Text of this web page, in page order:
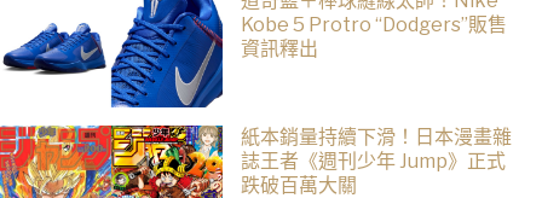
Kobe 5 Protro “Dodgers”販售
資訊釋出
紙本銷量持續下滑！日本漫畫雜
誌王者《週刊少年 Jump》正式
跌破百萬大關